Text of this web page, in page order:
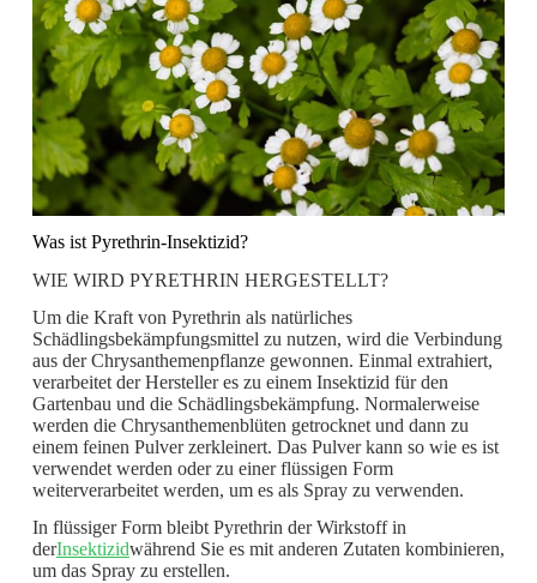
Was ist Pyrethrin-Insektizid?
WIE WIRD PYRETHRIN HERGESTELLT?
Um die Kraft von Pyrethrin als natürliches
Schädlingsbekämpfungsmittel zu nutzen, wird die Verbindung
aus der Chrysanthemenpflanze gewonnen. Einmal extrahiert,
verarbeitet der Hersteller es zu einem Insektizid für den
Gartenbau und die Schädlingsbekämpfung. Normalerweise
werden die Chrysanthemenblüten getrocknet und dann zu
einem feinen Pulver zerkleinert. Das Pulver kann so wie es ist
verwendet werden oder zu einer flüssigen Form
weiterverarbeitet werden, um es als Spray zu verwenden.
In flüssiger Form bleibt Pyrethrin der Wirkstoff in
derInsektizidwährend Sie es mit anderen Zutaten kombinieren,
um das Spray zu erstellen.